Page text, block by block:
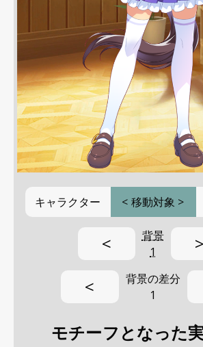
キャラクター < 移動対象 >
<
背景
1
>
<
背景の差分
1
モチーフとなった